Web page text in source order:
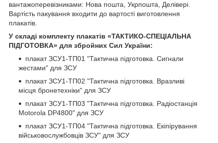
вантажоперевізниками: Нова пошта, Укрпошта, Делівері.
Вартість пакування входити до вартості виготовлення
плакатів.
У складі комплекту плакатів «ТАКТИКО-СПЕЦІАЛЬНА
ПІДГОТОВКА» для збройних Сил України:
плакат ЗСУ1-ТП01 "Тактична підготовка. Сигнали
жестами" для ЗСУ
плакат ЗСУ1-ТП02 "Тактична підготовка. Вразливі
місця бронетехніки" для ЗСУ
плакат ЗСУ1-ТП03 "Тактична підготовка. Радіостанція
Motorola DP4800" для ЗСУ
плакат ЗСУ1-ТП04 "Тактична підготовка. Екіпірування
військовослужбовців ЗСУ" для ЗСУ